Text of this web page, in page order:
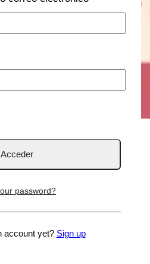
password?
account yet? Sign up